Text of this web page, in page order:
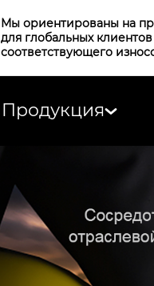
Мы ориентированы на
для глобальных
соответствующего
Продукция